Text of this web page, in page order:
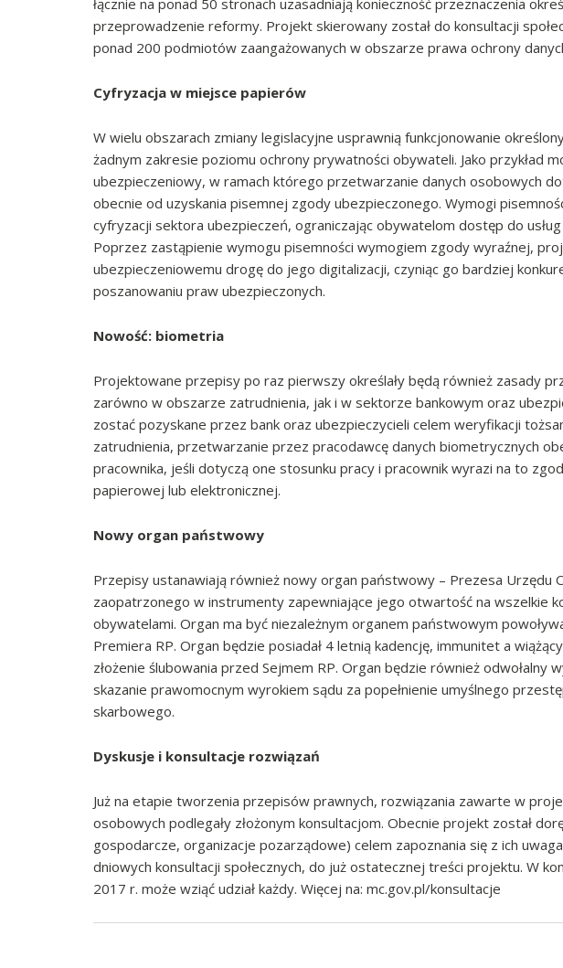
łącznie na ponad 50 stronach uzasadniają konieczność przeznaczenia
przeprowadzenie reformy. Projekt skierowany został do konsultacji
ponad 200 podmiotów zaangażowanych w obszarze prawa ochrony
Cyfryzacja w miejsce papierów
W wielu obszarach zmiany legislacyjne usprawnią funkcjonowanie
żadnym zakresie poziomu ochrony prywatności obywateli. Jako przykład
ubezpieczeniowy, w ramach którego przetwarzanie danych osobowych
obecnie od uzyskania pisemnej zgody ubezpieczonego. Wymogi
cyfryzacji sektora ubezpieczeń, ograniczając obywatelom dostęp do
Poprzez zastąpienie wymogu pisemności wymogiem zgody wyraźnej,
ubezpieczeniowemu drogę do jego digitalizacji, czyniąc go bardziej
poszanowaniu praw ubezpieczonych.
Nowość: biometria
Projektowane przepisy po raz pierwszy określały będą również zasady
zarówno w obszarze zatrudnienia, jak i w sektorze bankowym oraz
zostać pozyskane przez bank oraz ubezpieczycieli celem weryfikacji
zatrudnienia, przetwarzanie przez pracodawcę danych biometrycznych
pracownika, jeśli dotyczą one stosunku pracy i pracownik wyrazi na to
papierowej lub elektronicznej.
Nowy organ państwowy
Przepisy ustanawiają również nowy organ państwowy – Prezesa Urzędu
zaopatrzonego w instrumenty zapewniające jego otwartość na wszelkie
obywatelami. Organ ma być niezależnym organem państwowym
Premiera RP. Organ będzie posiadał 4 letnią kadencję, immunitet a
złożenie ślubowania przed Sejmem RP. Organ będzie również odwołalny
skazanie prawomocnym wyrokiem sądu za popełnienie umyślnego
skarbowego.
Dyskusje i konsultacje rozwiązań
Już na etapie tworzenia przepisów prawnych, rozwiązania zawarte w
osobowych podlegały złożonym konsultacjom. Obecnie projekt został
gospodarcze, organizacje pozarządowe) celem zapoznania się z ich
dniowych konsultacji społecznych, do już ostatecznej treści projektu. W
2017 r. może wziąć udział każdy. Więcej na: mc.gov.pl/konsultacje